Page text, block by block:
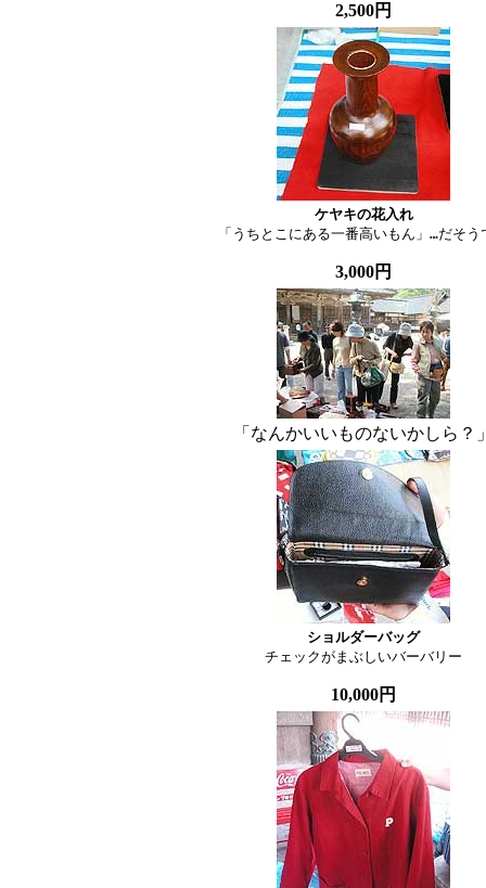
2,500円
ケヤキの花入れ
「うちとこにある一番高いもん」…だそう
3,000円
「なんかいいものないかしら？
ショルダーバッグ
チェックがまぶしいバーバリー
10,000円